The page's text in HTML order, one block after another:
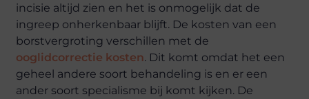
incisie altijd zien en het is onmogelijk dat de
ingreep onherkenbaar blijft. De kosten van een
borstvergroting verschillen met de
ooglidcorrectie kosten. Dit komt omdat het een
geheel andere soort behandeling is en er een
ander soort specialisme bij komt kijken. De